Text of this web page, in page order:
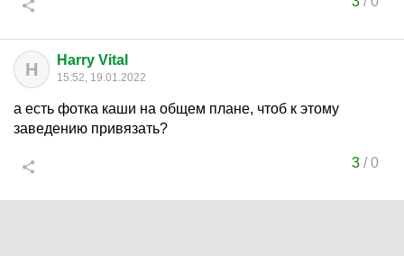
H Harry Vital
15:52, 19.01.2022
а есть фотка каши на общем плане, чтоб к этому
заведению привязать?
3/0